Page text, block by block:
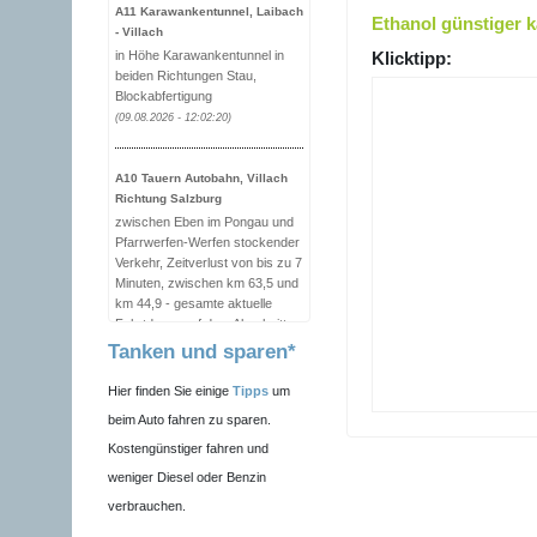
A11 Karawankentunnel, Laibach
- Villach
in Höhe Karawankentunnel in
beiden Richtungen Stau,
Blockabfertigung
(09.08.2026 - 12:02:20)
A10 Tauern Autobahn, Villach
Richtung Salzburg
zwischen Eben im Pongau und
Pfarrwerfen-Werfen stockender
Verkehr, Zeitverlust von bis zu 7
Minuten, zwischen km 63,5 und
km 44,9 - gesamte aktuelle
Fahrtdauer auf dem Abschnitt
20 Minuten (Meldung
automatisch von ASFINAG-
Sensoren erstellt)
Richtung Salzburg
zwischen Eben im Pongau und
Tanken und sparen*
Hier finden Sie einige Tipps um
beim Auto fahren zu sparen.
Kostengünstiger fahren und
weniger Diesel oder Benzin
verbrauchen.
Ethanol günstiger
Klicktipp: